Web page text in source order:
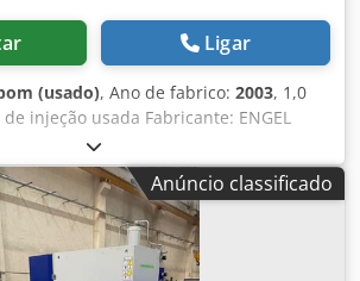
Ligar
(usado), Ano de fabrico: 2003, 1,0
injeção usada Fabricante: ENGEL
25 TECH Ano de fabricação: 2003
25 toneladas Distância entre
Diâmetro do fuso: 22 mm Dkodexgi
máximo de injeção: 36 cm³ Peso da
PS Comando: CC100 Equipamentos: -1
-Válvula de sopro
Anúncio classificado